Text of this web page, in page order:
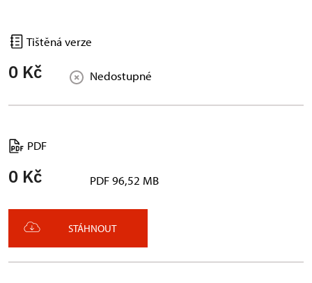
Tištěná verze
0 Kč Nedostupné
PDF
0 Kč PDF 96,52 MB
STÁHNOUT